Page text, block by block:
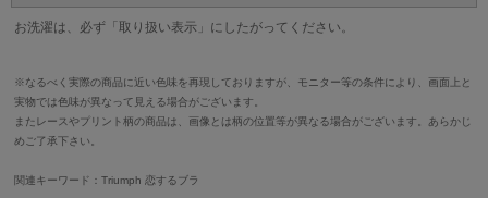
お洗濯は、必ず「取り扱い表示」にしたがってください。
※なるべく実際の商品に近い色味を再現しておりますが、モニター等の条件により、画面上と
実物では色味が異なって見える場合がございます。
またレースやプリント柄の商品は、画像とは柄の位置等が異なる場合がございます。あらかじ
めご了承下さい。
関連キーワード：Triumph 恋するブラ